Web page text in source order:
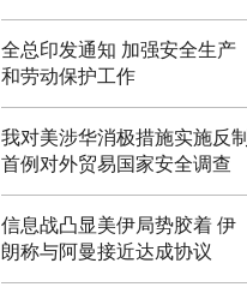
全总印发通知 加强安全生产
和劳动保护工作
我对美涉华消极措施实施反制
首例对外贸易国家安全调查
信息战凸显美伊局势胶着 伊
朗称与阿曼接近达成协议